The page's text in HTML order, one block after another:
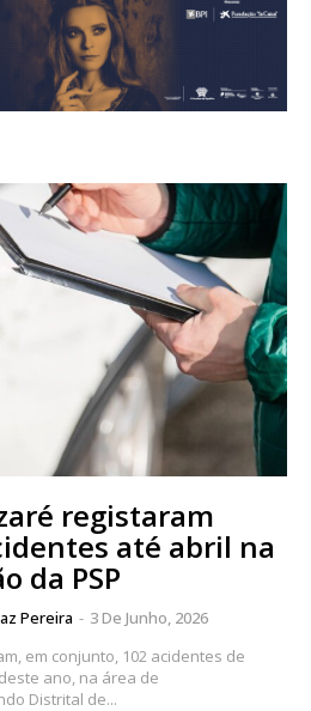
registaram
até abril na
da PSP
Pereira - 3 De Junho, 2026
em conjunto, 102 acidentes de
ano, na área de
Distrital de...